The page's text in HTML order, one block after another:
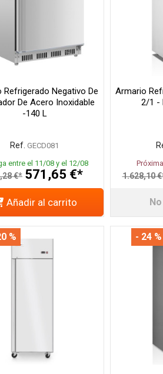
Refrigerado Negativo De
De Acero Inoxidable
-140 L
Ref. GECD081
entre el 11/08 y el 12/08
€* 571,65 €*
Añadir al carrito
Armario
2/1 -
1.628,10
% - 24 %